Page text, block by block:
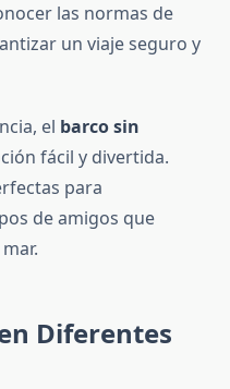
las normas de
un viaje seguro y
el barco sin
fácil y divertida.
para
de amigos que
Diferentes